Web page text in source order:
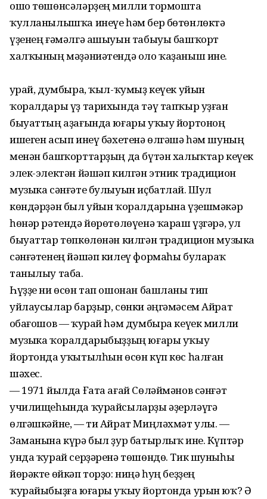
ошо төшөнсәләрҙең милли тормошта
ҡулланылышҡа инеүе һәм бер бөтөнлөктә
үҙенең ғәмәлгә ашыуын табыуы башҡорт
халҡының мәҙәниәтендә оло ҡаҙаныш ине.
Ҡурай, думбыра, ҡыл-ҡумыҙ кеүек уйын
ҡоралдары үҙ тарихында тәү тапҡыр уҙған
быуаттың аҙағында юғары уҡыу йортоноң
ишеген асып инеү бәхетенә өлгәшә һәм шуның
менән башҡорттарҙың да бүтән халыҡтар кеүек
элек-электән йәшәп килгән этник традицион
музыка сәнғәте булыуын иҫбатлай. Шул
көндәрҙән был уйын ҡоралдарына үҙешмәкәр
һөнәр рәтендә йөрөтөлөүенә ҡараш үҙгәрә, ул
быуаттар төпкөлөнән килгән традицион музыка
сәнғәтенең йәшәп килеү формаһы булараҡ
танылыу таба.
Һүҙҙе ни өсөн тап ошонан башланы тип
уйлаусылар барҙыр, сөнки әңгәмәсем Айрат
Ҡобағошов — ҡурай һәм думбыра кеүек милли
музыка ҡоралдарыбыҙҙың юғары уҡыу
йортонда уҡытылһын өсөн күп көс һалған
шәхес.
— 1971 йылда Ғата ағай Сөләймәнов сәнғәт
училищеһында ҡурайсыларҙы әҙерләүгә
өлгәшкәйне, — ти Айрат Миңләхмәт улы. —
Заманына күрә был ҙур батырлыҡ ине. Күптәр
унда ҡурай серҙәренә төшөндө. Тик шуныһы
йөрәкте өйкәп торҙо: ниңә һуң беҙҙең
ҡурайыбыҙға юғары уҡыу йортонда урын юҡ? Ә